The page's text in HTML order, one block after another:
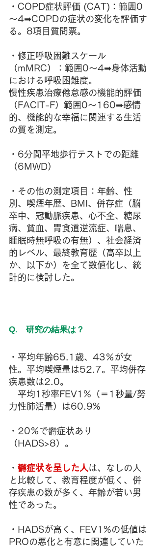
・COPD症状評価 (CAT)：範囲0
～4➡COPDの症状の変化を評価す
る。8項目質問票。
・修正呼吸困難スケール
（mMRC）：範囲0～4➡身体活動
における呼吸困難度。
慢性疾患治療倦怠感の機能的評価
（FACIT-F）範囲0～160➡感情
的、機能的な幸福に関連する生活
の質を測定。
・6分間平地歩行テストでの距離
（6MWD）
・その他の測定項目：年齢、性
別、喫煙年歴、BMI、併存症（脳
卒中、冠動脈疾患、心不全、糖尿
病、貧血、胃食道逆流症、喘息、
睡眠時無呼吸の有無）、社会経済
的レベル、最終教育歴（高卒以上
か、以下か）を全て数値化し、統
計的に検討した。
Q.　研究の結果は？
・平均年齢65.1歳、43％が女
性。平均喫煙量は52.7。平均併存
疾患数は2.0。
平均1秒率FEV1%（＝1秒量/努
力性肺活量）は60.9%
・20％で欝症状あり
（HADS>8）。
・ 欝症状を呈した人 は、なしの人
と比較して、教育程度が低く、併
存疾患の数が多く、年齢が若い男
性であった。
・HADSが高く、FEV1%の低値は
PROの悪化と有意に関連していた